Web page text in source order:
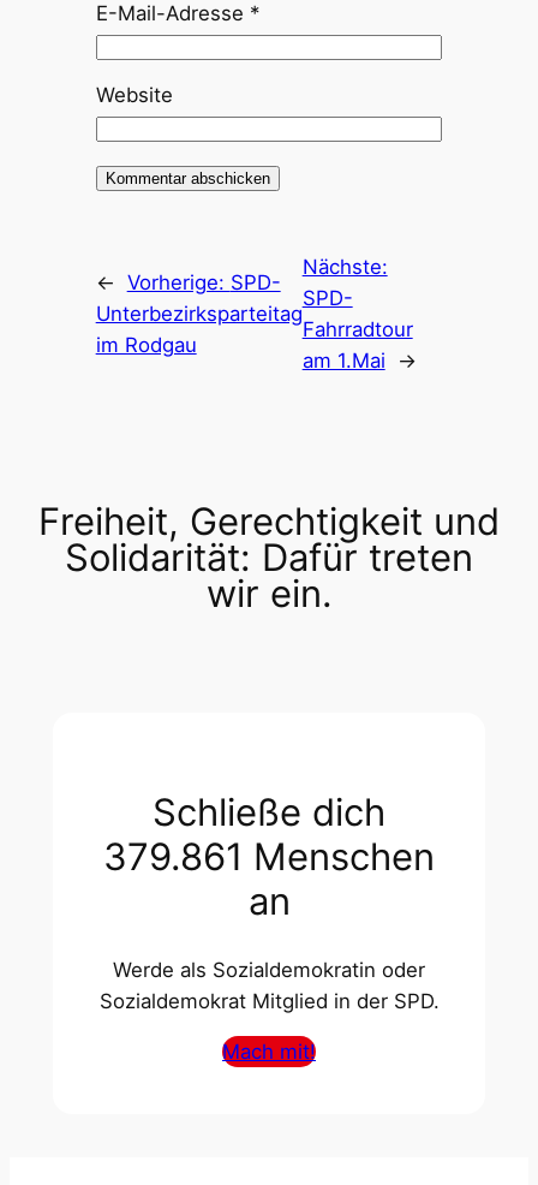
E-Mail-Adresse *
Website
← Vorherige: SPD-
Unterbezirksparteitag
im Rodgau
Nächste:
SPD-
Fahrradtour
am 1.Mai
→
Freiheit, Gerechtigkeit und
Solidarität: Dafür treten
wir ein.
Schließe dich
379.861 Menschen
an
Werde als Sozialdemokratin oder
Sozialdemokrat Mitglied in der SPD.
Mach mit!